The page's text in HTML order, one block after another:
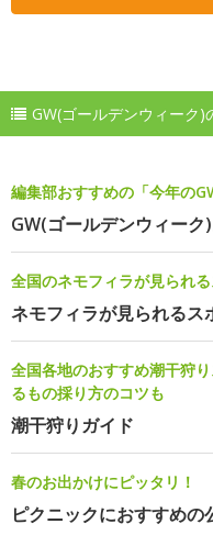
GW(ゴールデンウィーク
編集部おすすめの「今年の
GW(ゴールデンウィー
全国のネモフィラが見られ
ネモフィラが見られるス
全国各地のおすすめ潮干狩
るもの採り方のコツも
潮干狩りガイド
春のお出かけにピッタリ！
ピクニックにおすすめの